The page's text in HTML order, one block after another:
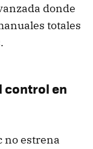
donde
totales
control en
no estrena